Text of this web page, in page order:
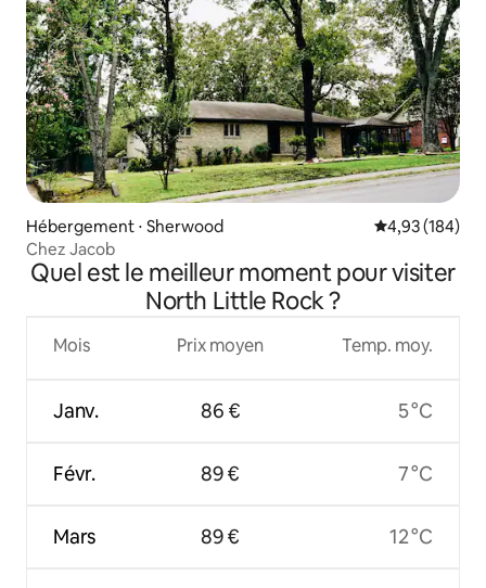
Hébergement ⋅ Sherwood Évaluation
4,93 (184)
Chez Jacob
Quel est le meilleur moment pour visiter
North Little Rock ?
Mois
Janv.
Févr.
Mars
Prix moyen
86 €
89 €
89 €
Temp. moy.
5 °C
7 °C
12 °C